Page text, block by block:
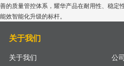
善的质量管控体系，耀华产品在耐用性、稳定
能效智能化升级的标杆。
关于我们
关于我们
公